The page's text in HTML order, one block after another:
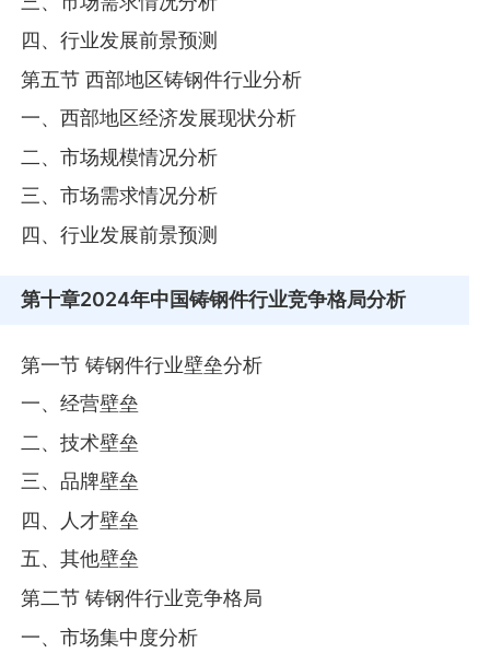
四、行业发展前景预测
第五节 西部地区铸钢件行业分析
一、西部地区经济发展现状分析
二、市场规模情况分析
三、市场需求情况分析
四、行业发展前景预测
第十章2024年中国铸钢件行业竞争格局分析
第一节 铸钢件行业壁垒分析
一、经营壁垒
二、技术壁垒
三、品牌壁垒
四、人才壁垒
五、其他壁垒
第二节 铸钢件行业竞争格局
一、市场集中度分析